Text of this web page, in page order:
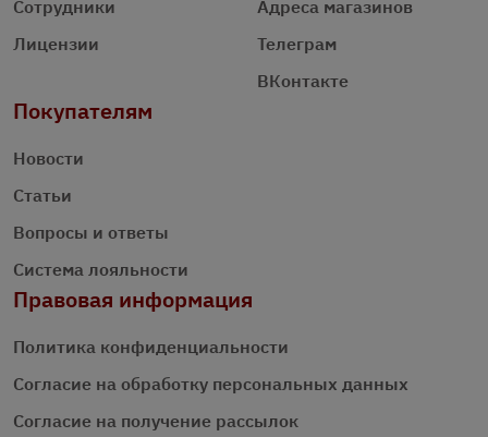
Сотрудники
Лицензии
Адреса магазинов
Телеграм
ВКонтакте
Покупателям
Новости
Статьи
Вопросы и ответы
Система лояльности
Правовая информация
Политика конфиденциальности
Согласие на обработку персональных данных
Согласие на получение рассылок